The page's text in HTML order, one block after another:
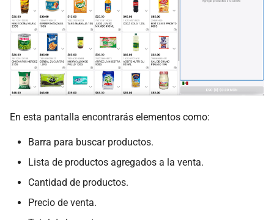
En esta pantalla encontrarás elementos como:
Barra para buscar productos.
Lista de productos agregados a la venta.
Cantidad de productos.
Precio de venta.